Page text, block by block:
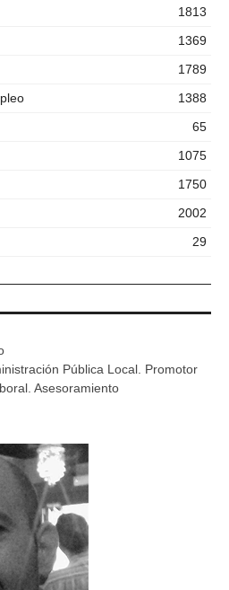
1813
1369
1789
1388
65
1075
1750
2002
29
Pública Local. Promotor
Asesoramiento